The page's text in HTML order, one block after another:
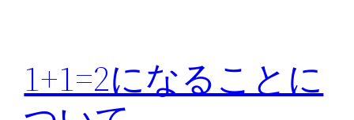
1+1=2になることに